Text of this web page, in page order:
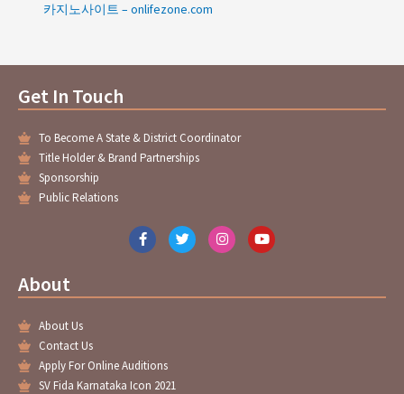
카지노사이트 – onlifezone.com
Get In Touch
To Become A State & District Coordinator
Title Holder & Brand Partnerships
Sponsorship
Public Relations
F
a
c
o
T
w
i
e
I
n
s
g
Y
o
u
b
About
About Us
Contact Us
Apply For Online Auditions
SV Fida Karnataka Icon 2021